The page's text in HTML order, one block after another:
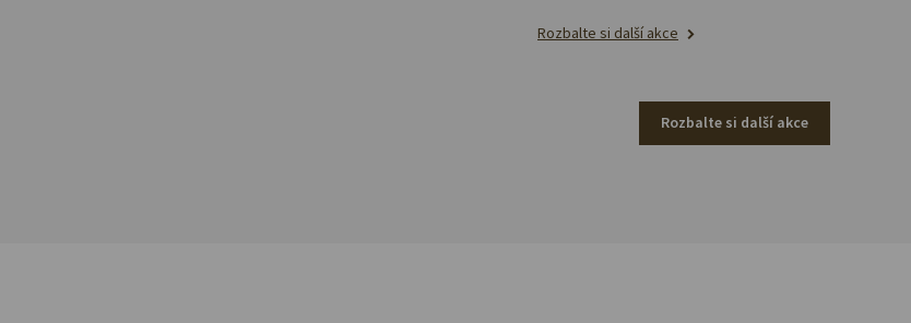
Rozbalte si další akce
Rozbalte si další akce